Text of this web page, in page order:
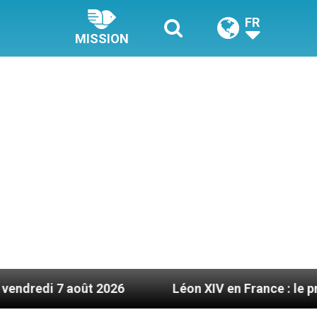
MISSION
FR
2026 Léon XIV en France : le programme